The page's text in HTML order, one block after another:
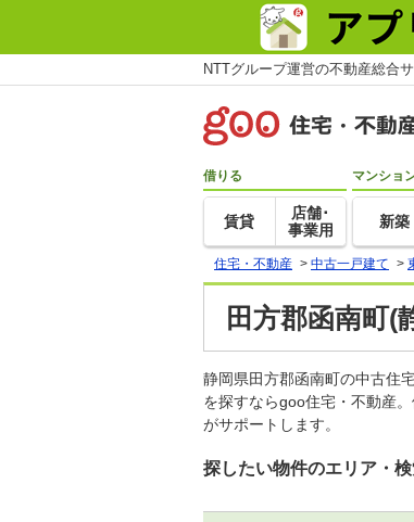
NTTグループ運営の不動産総合
借りる
賃貸
店舗･
事業用
マンショ
新築
住宅・不動産 > 中古一戸建て >
田方郡函南町(
静岡県田方郡函南町の中古住
を探すならgoo住宅・不動産
がサポートします。
探したい物件のエリア・